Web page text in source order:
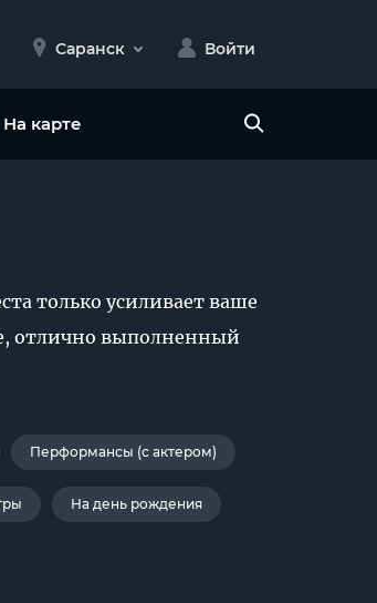
Саранск Войти
На карте
только усиливает ваше
отлично выполненный
Перформансы (с актером)
На день рождения